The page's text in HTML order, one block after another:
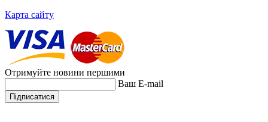
Карта сайту
Отримуйте новини першими
Ваш E-mail
Підписатися